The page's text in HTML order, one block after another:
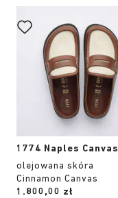
1774 Naples Canvas
olejowana skóra
Cinnamon Canvas
Price:
1.800,00 zł
koloru
spowoduje
zmianę
produktu